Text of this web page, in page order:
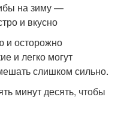
и осторожно
и легко могут
слишком сильно.
минут десять, чтобы